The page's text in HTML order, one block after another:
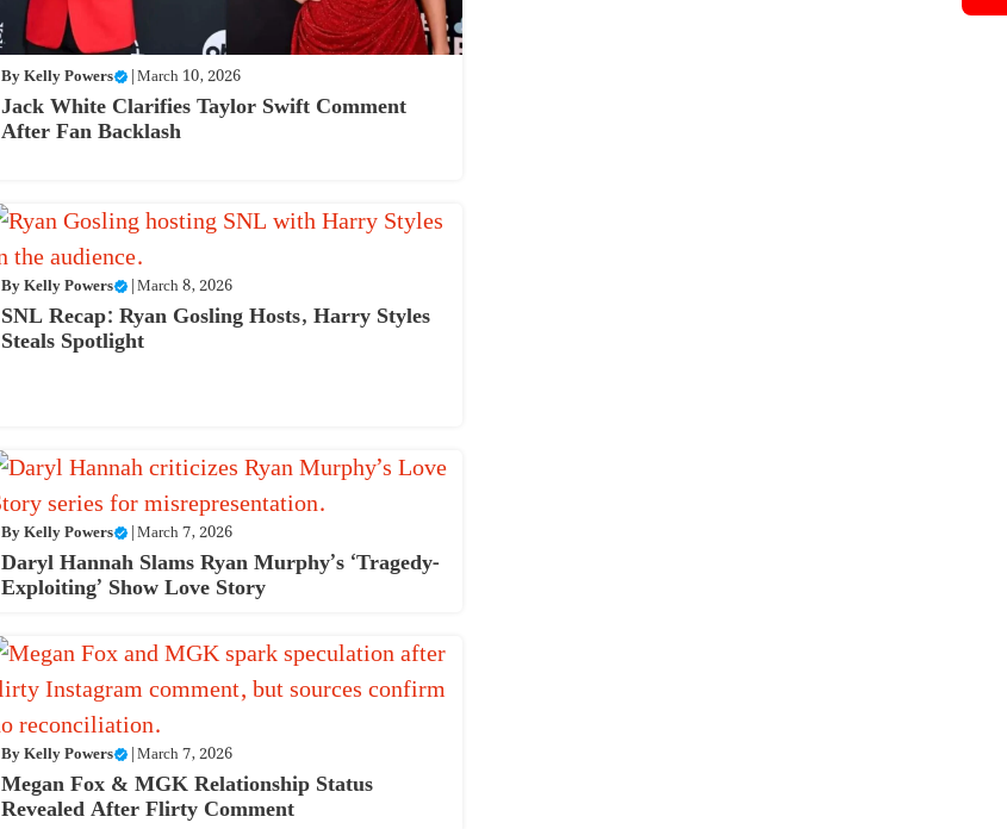
ByKelly Powers |March 10, 2026
Jack White Clarifies Taylor Swift Comment
After Fan Backlash
ByKelly Powers |March 8, 2026
SNL Recap: Ryan Gosling Hosts, Harry Styles
Steals Spotlight
ByKelly Powers |March 7, 2026
Daryl Hannah Slams Ryan Murphy’s ‘Tragedy-
Exploiting’ Show Love Story
ByKelly Powers |March 7, 2026
Megan Fox & MGK Relationship Status
Revealed After Flirty Comment